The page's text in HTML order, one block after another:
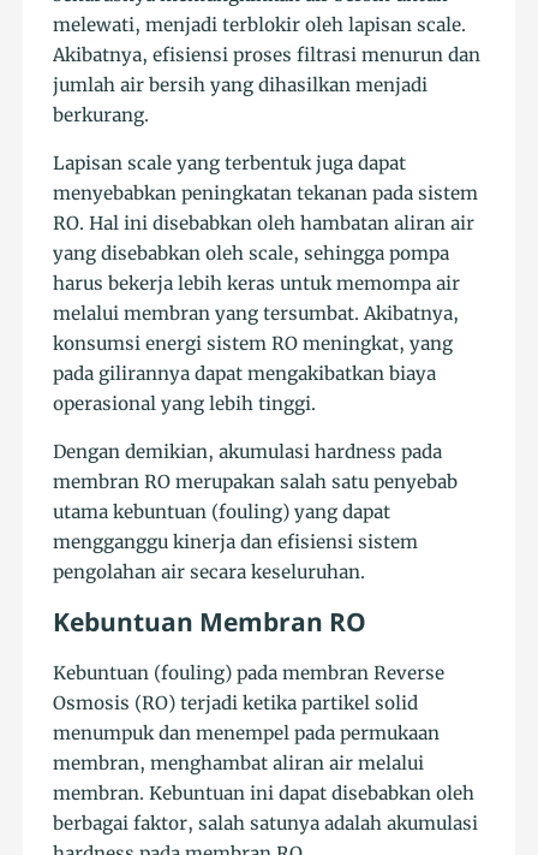
melewati, menjadi terblokir oleh lapisan scale.
Akibatnya, efisiensi proses filtrasi menurun dan
jumlah air bersih yang dihasilkan menjadi
berkurang.
Lapisan scale yang terbentuk juga dapat
menyebabkan peningkatan tekanan pada sistem
RO. Hal ini disebabkan oleh hambatan aliran air
yang disebabkan oleh scale, sehingga pompa
harus bekerja lebih keras untuk memompa air
melalui membran yang tersumbat. Akibatnya,
konsumsi energi sistem RO meningkat, yang
pada gilirannya dapat mengakibatkan biaya
operasional yang lebih tinggi.
Dengan demikian, akumulasi hardness pada
membran RO merupakan salah satu penyebab
utama kebuntuan (fouling) yang dapat
mengganggu kinerja dan efisiensi sistem
pengolahan air secara keseluruhan.
Kebuntuan Membran RO
Kebuntuan (fouling) pada membran Reverse
Osmosis (RO) terjadi ketika partikel solid
menumpuk dan menempel pada permukaan
membran, menghambat aliran air melalui
membran. Kebuntuan ini dapat disebabkan oleh
berbagai faktor, salah satunya adalah akumulasi